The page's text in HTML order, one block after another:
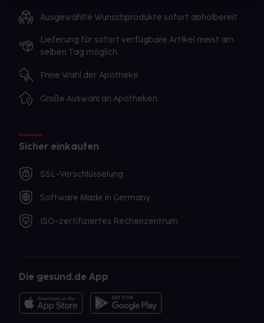
Ausgewählte Wunschprodukte sofort abholbereit
Lieferung für sofort verfügbare Artikel meist am
selben Tag möglich
Freie Wahl der Apotheke
Große Auswahl an Apotheken
Sicher einkaufen
SSL-Verschlüsselung
Software Made in Germany
ISO-zertifiziertes Rechenzentrum
Die gesund.de App